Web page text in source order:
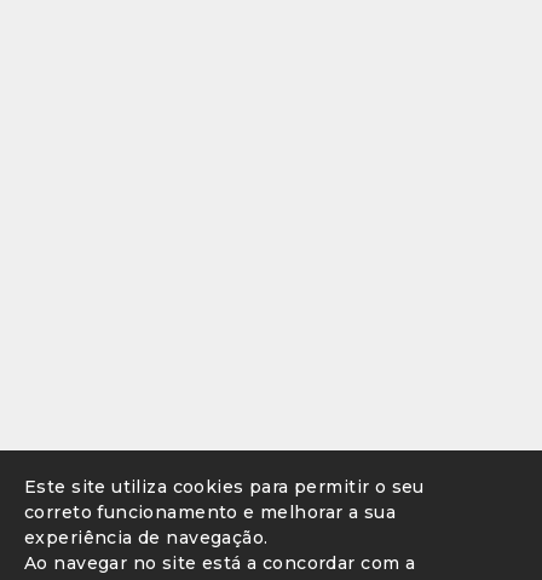
Este site utiliza cookies para permitir o seu
correto funcionamento e melhorar a sua
experiência de navegação.
Ao navegar no site está a concordar com a